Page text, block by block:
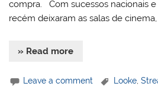
compra. Com sucessos nacionais
recém deixaram as salas de
» Read more
Leave a comment Looke ,